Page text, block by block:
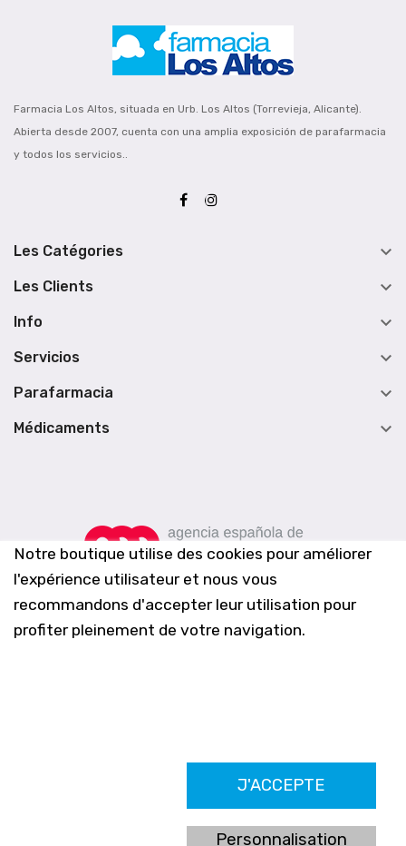
Notre boutique utilise des cookies pour améliorer
l'expérience utilisateur et nous vous
recommandons d'accepter leur utilisation pour
profiter pleinement de votre navigation.
J'ACCEPTE
Personnalisation
Farmacia Los Altos, situada en Urb. Los Altos (Torrevieja, Alicante).
Abierta desde 2007, cuenta con una amplia exposición de parafarmacia
y todos los servicios..
Les Catégories 
Les Clients 
Info 
Servicios 
Parafarmacia 
Médicaments 
Farmacia Los Altos nº756
Ldo. Alfredo Aparicio Grau 22555408K
N. Col. Colegio Oficial de Farmacéuticos de Alicante 4327
Nº de autorización A-790-F
C/ Moncayo, 97 (Vistalmar) Urb. Los Altos